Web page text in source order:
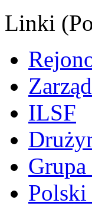
Linki
ILSF
Polski